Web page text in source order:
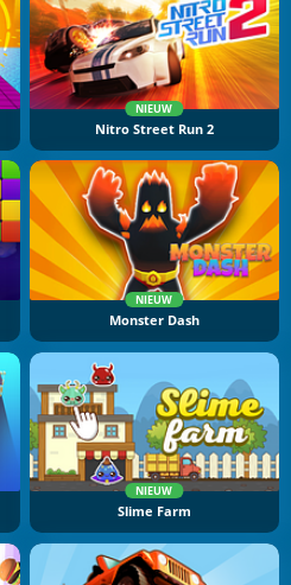
NIEUW
Nitro Street Run 2
NIEUW
Monster Dash
NIEUW
Slime Farm